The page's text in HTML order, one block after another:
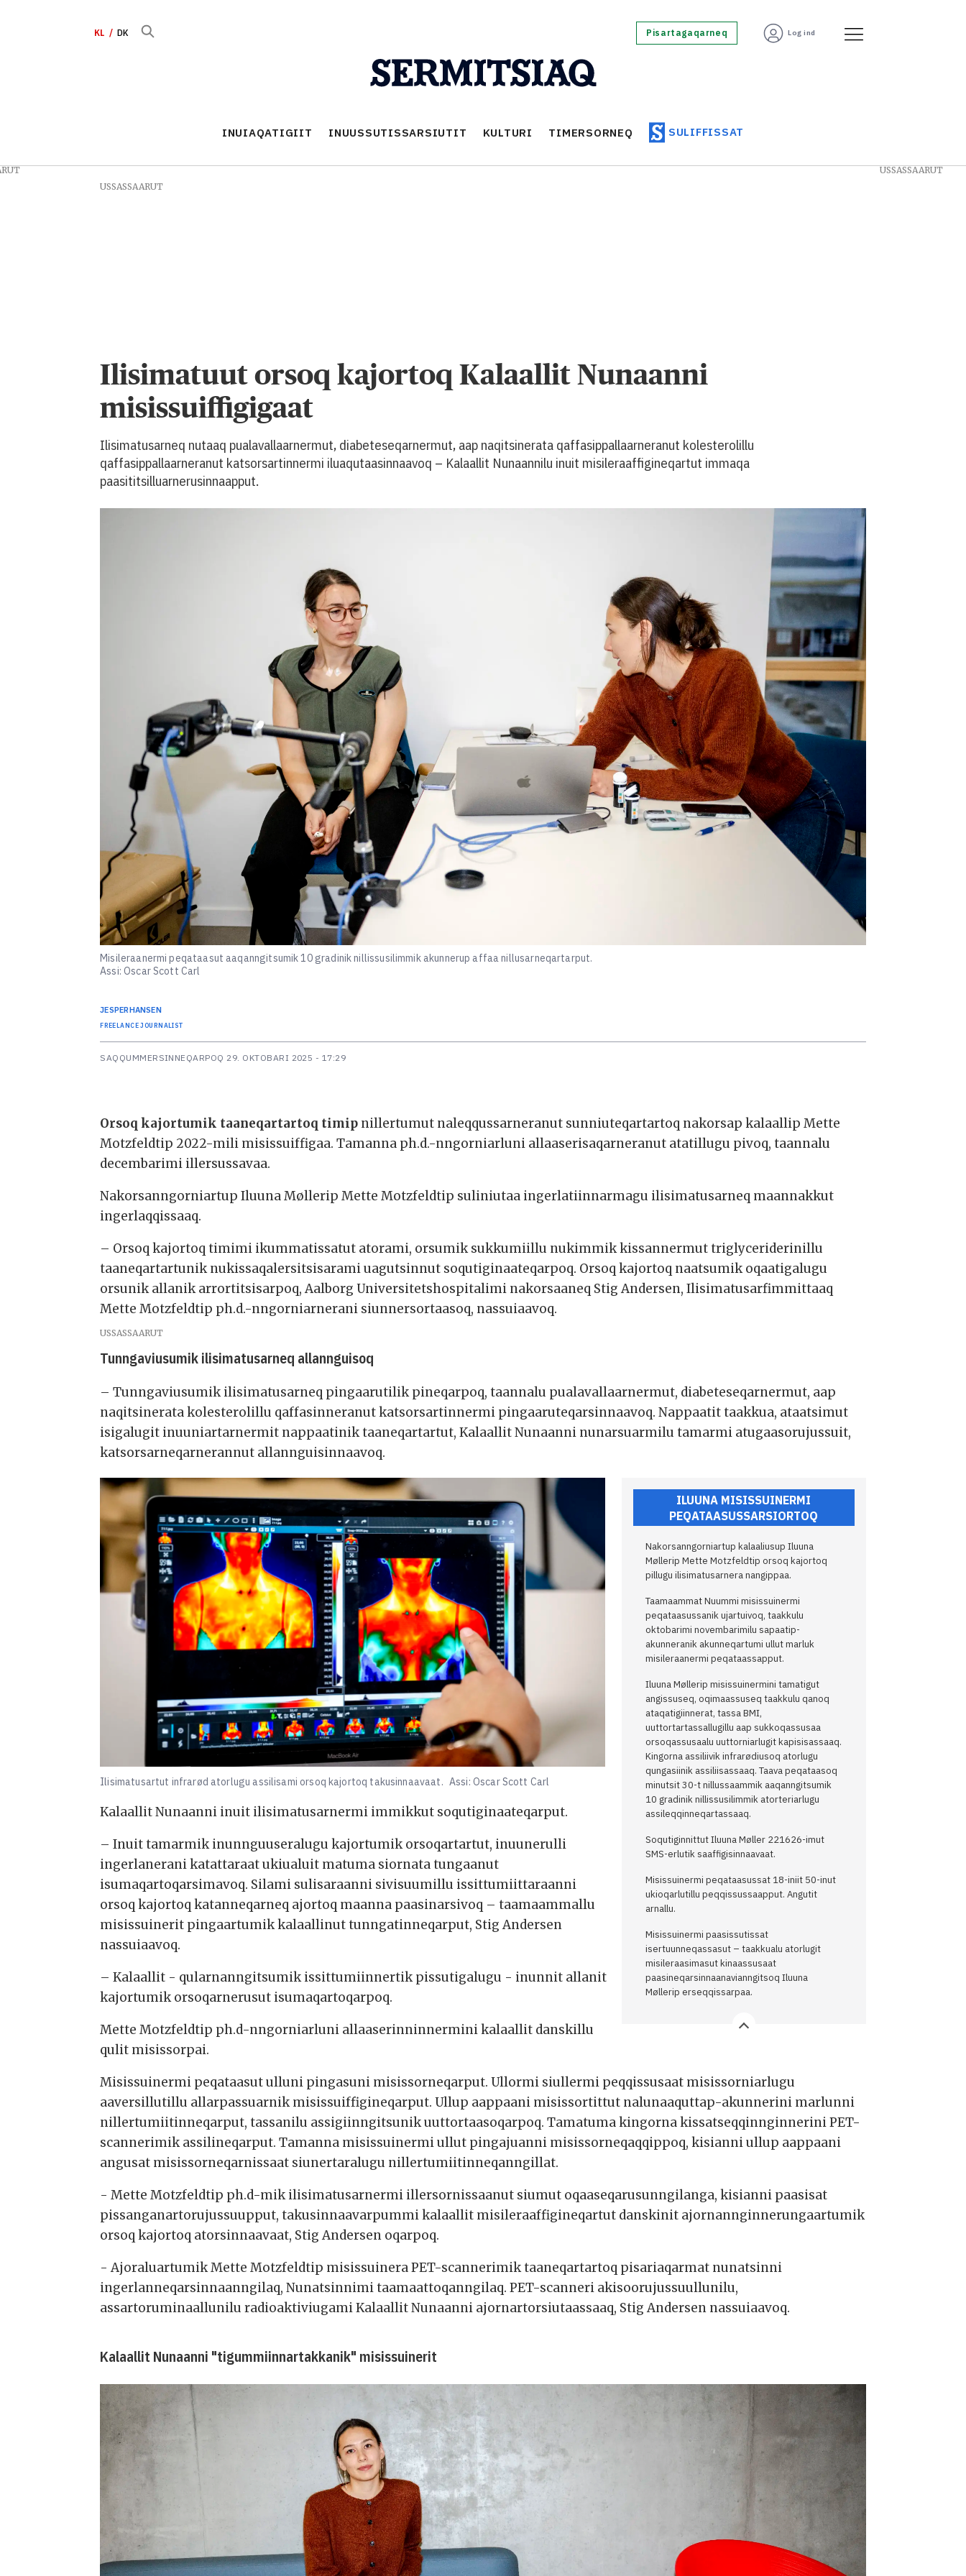
KL DK Pisartagaqarneq Log ind
INUIAQATIGIIT INUUSSUTISSARSIUTIT KULTURI TIMERSORNEQ SULIFFISSAT
USSASSAARUT
Ilisimatuut orsoq kajortoq Kalaallit Nunaanni
misissuiffigigaat
Ilisimatusarneq nutaaq pualavallaarnermut, diabeteseqarnermut, aap naqitsinerata qaffasippallaarneranut kolesterolillu
qaffasippallaarneranut katsorsartinnermi iluaqutaasinnaavoq – Kalaallit Nunaannilu inuit misileraaffigineqartut immaqa
paasititsilluarnerusinnaapput.
Misileraanermi peqataasut aaqanngitsumik 10 gradinik nillissusilimmik akunnerup affaa nillusarneqartarput.
Assi: Oscar Scott Carl
JESPERHANSEN
FREELANCE JOURNALIST
SAQQUMMERSINNEQARPOQ 29. OKTOBARI 2025 - 17:29
Orsoq kajortumik taaneqartartoq timip nillertumut naleqqussarneranut sunniuteqartartoq nakorsap kalaallip Mette
Motzfeldtip 2022-mili misissuiffigaa. Tamanna ph.d.-nngorniarluni allaaserisaqarneranut atatillugu pivoq, taannalu
decembarimi illersussavaa.
Nakorsanngorniartup Iluuna Møllerip Mette Motzfeldtip suliniutaa ingerlatiinnarmagu ilisimatusarneq maannakkut
ingerlaqqissaaq.
– Orsoq kajortoq timimi ikummatissatut atorami, orsumik sukkumiillu nukimmik kissannermut triglyceriderinillu
taaneqartartunik nukissaqalersitsisarami uagutsinnut soqutiginaateqarpoq. Orsoq kajortoq naatsumik oqaatigalugu
orsunik allanik arrortitsisarpoq, Aalborg Universitetshospitalimi nakorsaaneq Stig Andersen, Ilisimatusarfimmittaaq
Mette Motzfeldtip ph.d.-nngorniarnerani siunnersortaasoq, nassuiaavoq.
USSASSAARUT
Tunngaviusumik ilisimatusarneq allannguisoq
– Tunngaviusumik ilisimatusarneq pingaarutilik pineqarpoq, taannalu pualavallaarnermut, diabeteseqarnermut, aap
naqitsinerata kolesterolillu qaffasinneranut katsorsartinnermi pingaaruteqarsinnaavoq. Nappaatit taakkua, ataatsimut
isigalugit inuuniartarnermit nappaatinik taaneqartartut, Kalaallit Nunaanni nunarsuarmilu tamarmi atugaasorujussuit,
katsorsarneqarnerannut allannguisinnaavoq.
ILUUNA MISISSUINERMI
PEQATAASUSSARSIORTOQ
Nakorsanngorniartup kalaaliusup Iluuna
Møllerip Mette Motzfeldtip orsoq kajortoq
pillugu ilisimatusarnera nangippaa.
Taamaammat Nuummi misissuinermi
peqataasussanik ujartuivoq, taakkulu
oktobarimi novembarimilu sapaatip-
akunneranik akunneqartumi ullut marluk
misileraanermi peqataassapput.
Iluuna Møllerip misissuinermini tamatigut
angissuseq, oqimaassuseq taakkulu qanoq
ataqatigiinnerat, tassa BMI,
uuttortartassallugillu aap sukkoqassusaa
orsoqassusaalu uuttorniarlugit kapisisassaaq.
Kingorna assiliivik infrarødiusoq atorlugu
qungasiinik assiliisassaaq. Taava peqataasoq
minutsit 30-t nillussaammik aaqanngitsumik
10 gradinik nillissusilimmik atorteriarlugu
assileqqinneqartassaaq.
Soqutiginnittut Iluuna Møller 221626-imut
SMS-erlutik saaffigisinnaavaat.
Misissuinermi peqataasussat 18-iniit 50-inut
ukioqarlutillu peqqissussaapput. Angutit
arnallu.
Misissuinermi paasissutissat
isertuunneqassasut – taakkualu atorlugit
misileraasimasut kinaassusaat
paasineqarsinnaanavianngitsoq Iluuna
Møllerip erseqqissarpaa.
Ilisimatusartut infrarød atorlugu assilisami orsoq kajortoq takusinnaavaat. Assi: Oscar Scott Carl
Kalaallit Nunaanni inuit ilisimatusarnermi immikkut soqutiginaateqarput.
– Inuit tamarmik inunnguuseralugu kajortumik orsoqartartut, inuunerulli
ingerlanerani katattaraat ukiualuit matuma siornata tungaanut
isumaqartoqarsimavoq. Silami sulisaraanni sivisuumillu issittumiittaraanni
orsoq kajortoq katanneqarneq ajortoq maanna paasinarsivoq – taamaammallu
misissuinerit pingaartumik kalaallinut tunngatinneqarput, Stig Andersen
nassuiaavoq.
– Kalaallit - qularnanngitsumik issittumiinnertik pissutigalugu - inunnit allanit
kajortumik orsoqarnerusut isumaqartoqarpoq.
Mette Motzfeldtip ph.d-nngorniarluni allaaserinninnermini kalaallit danskillu
qulit misissorpai.
Misissuinermi peqataasut ulluni pingasuni misissorneqarput. Ullormi siullermi peqqissusaat misissorniarlugu
aaversillutillu allarpassuarnik misissuiffigineqarput. Ullup aappaani misissortittut nalunaaquttap-akunnerini marlunni
nillertumiitinneqarput, tassanilu assigiinngitsunik uuttortaasoqarpoq. Tamatuma kingorna kissatseqqinnginnerini PET-
scannerimik assilineqarput. Tamanna misissuinermi ullut pingajuanni misissorneqaqqippoq, kisianni ullup aappaani
angusat misissorneqarnissaat siunertaralugu nillertumiitinneqanngillat.
- Mette Motzfeldtip ph.d-mik ilisimatusarnermi illersornissaanut siumut oqaaseqarusunngilanga, kisianni paasisat
pissanganartorujussuupput, takusinnaavarpummi kalaallit misileraaffigineqartut danskinit ajornannginnerungaartumik
orsoq kajortoq atorsinnaavaat, Stig Andersen oqarpoq.
- Ajoraluartumik Mette Motzfeldtip misissuinera PET-scannerimik taaneqartartoq pisariaqarmat nunatsinni
ingerlanneqarsinnaanngilaq, Nunatsinnimi taamaattoqanngilaq. PET-scanneri akisoorujussuullunilu,
assartoruminaallunilu radioaktiviugami Kalaallit Nunaanni ajornartorsiutaassaaq, Stig Andersen nassuiaavoq.
Kalaallit Nunaanni "tigummiinnartakkanik" misissuinerit
USSASSAARUT